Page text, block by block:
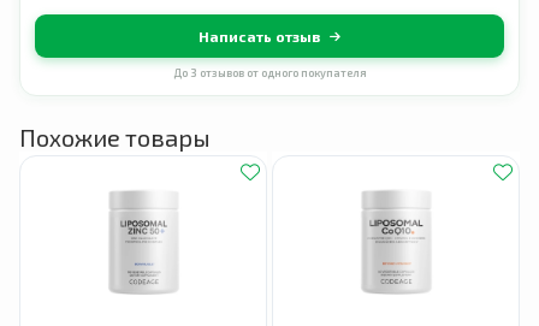
Написать отзыв
До 3 отзывов от одного покупателя
Похожие товары